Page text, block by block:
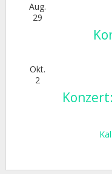
Aug.
29
Okt.
2